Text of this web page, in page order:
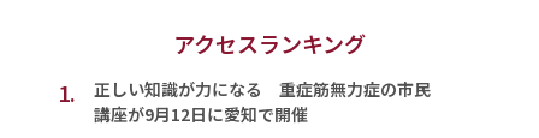
アクセスランキング
1.
正しい知識が力になる 重症筋無力症の市民
講座が9月12日に愛知で開催